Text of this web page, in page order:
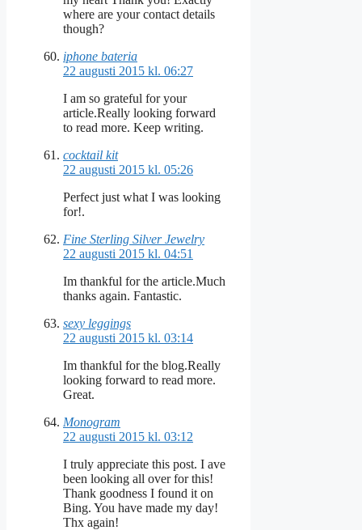
where are your contact details
though?
iphone bateria
22 augusti 2015 kl. 06:27
I am so grateful for your
article.Really looking forward
to read more. Keep writing.
cocktail kit
22 augusti 2015 kl. 05:26
Perfect just what I was looking
for!.
Fine Sterling Silver Jewelry
22 augusti 2015 kl. 04:51
Im thankful for the article.Much
thanks again. Fantastic.
sexy leggings
22 augusti 2015 kl. 03:14
Im thankful for the blog.Really
looking forward to read more.
Great.
Monogram
22 augusti 2015 kl. 03:12
I truly appreciate this post. I ave
been looking all over for this!
Thank goodness I found it on
Bing. You have made my day!
Thx again!